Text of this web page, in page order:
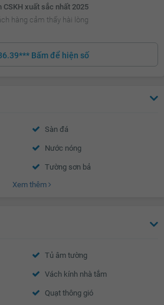
CSKH xuất sắc nhất 2025
hàng cảm thấy hài lòng
Bấm để hiện số
Sàn đá
Nước nóng
Tường sơn bả
Cửa khung nhôm kính
Xem thêm
Tủ âm tường
Vách kính nhà tắm
Quạt thông gió